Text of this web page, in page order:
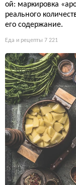
ой: маркировка
реального
его содержание.
Еда и рецепты 7 221